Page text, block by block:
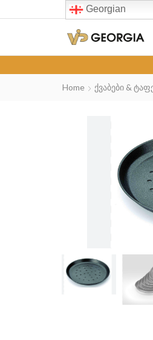
Home Ქვაბები &
Georgian